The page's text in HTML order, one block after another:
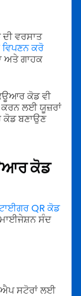
ਵਰਸਾਤ
ਕਰੋ
ਅਤੇ ਗਾਹਕ
ਕੋਡ ਵੀ
ਲਈ ਯੂਜ਼ਰਾਂ
ਕੋਡ ਬਣਾਉਣ
ਕੋਡ
QR ਕੋਡ
ਸੰਦ
ਐਪ ਸਟੋਰਾਂ ਲਈ